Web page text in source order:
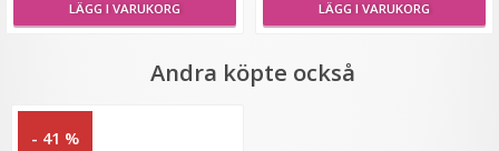
199 kr
LÄGG I VARUKORG
LÄGG I VARUKORG LÄGG I VARUKORG
Andra köpte också
- 41 %